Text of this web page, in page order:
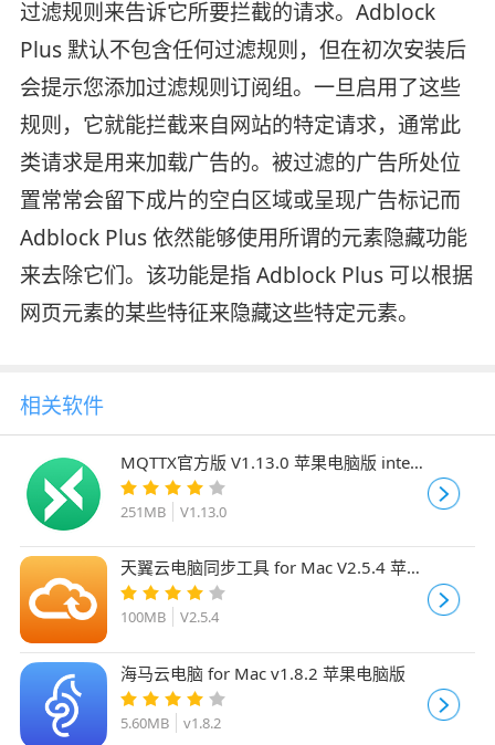
过滤规则来告诉它所要拦截的请求。Adblock
Plus 默认不包含任何过滤规则，但在初次安装后
会提示您添加过滤规则订阅组。一旦启用了这些
规则，它就能拦截来自网站的特定请求，通常此
类请求是用来加载广告的。被过滤的广告所处位
置常常会留下成片的空白区域或呈现广告标记而
Adblock Plus 依然能够使用所谓的元素隐藏功能
来去除它们。该功能是指 Adblock Plus 可以根据
网页元素的某些特征来隐藏这些特定元素。
相关软件
MQTTX官方版 V1.13.0 苹果电脑版 intel
版/apple版
251MB V1.13.0
天翼云电脑同步工具 for Mac V2.5.4 苹果
电脑版
100MB V2.5.4
海马云电脑 for Mac v1.8.2 苹果电脑版
5.60MB v1.8.2